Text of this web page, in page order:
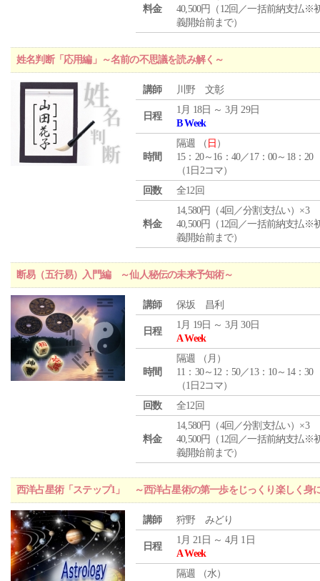
料金
40,500円（12回／一括前納支払※
義開始前まで）
姓名判断「応用編」～名前の不思議を読み解く～
講師 川野 文彰
日程
1月 18日 ～ 3月 29日
B Week
時間
隔週 （ 日 ）
15：20～16：40／17：00～18：20
（1日2コマ）
回数
全12回
料金
14,580円（4回／分割支払い）×3
40,500円（12回／一括前納支払※
義開始前まで）
断易（五行易）入門編 ～仙人秘伝の未来予知術～
講師 保坂 昌利
日程
1月 19日 ～ 3月 30日
A Week
時間
隔週 （ 月 ）
11：30～12：50／13：10～14：30
（1日2コマ）
回数
全12回
料金
14,580円（4回／分割支払い）×3
40,500円（12回／一括前納支払※
義開始前まで）
西洋占星術「ステップ1」 ～西洋占星術の第一歩をじっくり楽しく身
講師 狩野 みどり
日程
1月 21日 ～ 4月 1日
A Week
隔週 （水）